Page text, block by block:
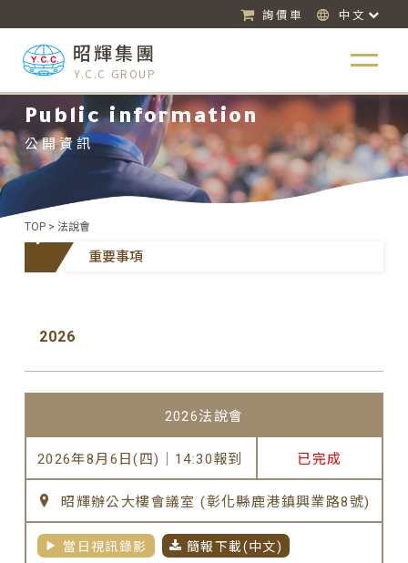
詢價車 中文
昭輝集團
Y.C.C GROUP
Public information
公開資訊
TOP > 法說會
重要事項
利害關
係人
公司治
理
2026
2026法說會
2026年8月6日(四)｜14:30報到 已完成
昭輝辦公大樓會議室 (彰化縣鹿港鎮興業路8號)
當日視訊錄影 簡報下載(中文)